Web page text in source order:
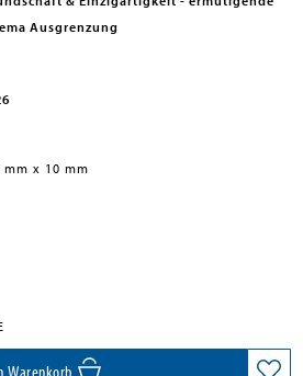
Ausgrenzung
mm x 10 mm